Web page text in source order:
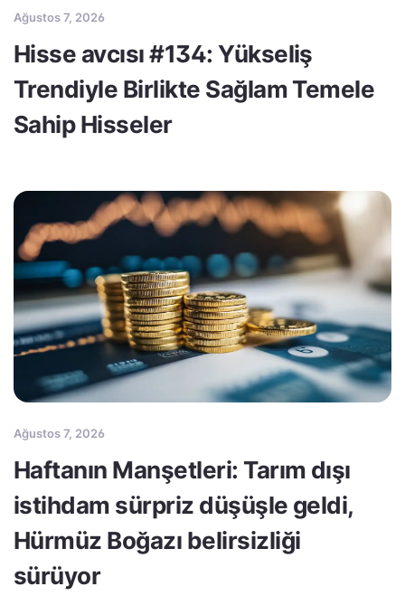
Ağustos 7, 2026
Hisse avcısı #134: Yükseliş
Trendiyle Birlikte Sağlam Temele
Sahip Hisseler
Ağustos 7, 2026
Haftanın Manşetleri: Tarım dışı
istihdam sürpriz düşüşle geldi,
Hürmüz Boğazı belirsizliği
sürüyor